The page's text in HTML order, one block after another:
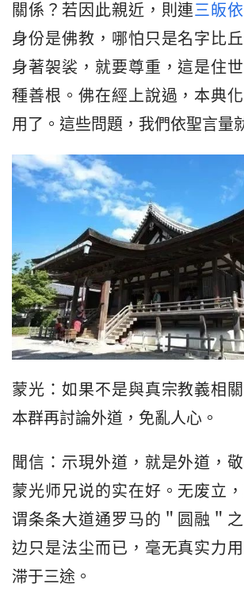
關係？若因此親近，則連三皈依
身份是佛教，哪怕只是名字比
身著袈裟，就要尊重，這是住
種善根。佛在經上說過，本典
用了。這些問題，我們依聖言量
蒙光：如果不是與真宗教義相
本群再討論外道，免亂人心。
聞信：示現外道，就是外道，
蒙光师兄说的实在好。无废立
谓条条大道通罗马的＂圆融＂
边只是法尘而已，毫无真实力
滞于三途。